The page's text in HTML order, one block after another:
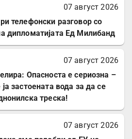
07 август 2026
телефонски разговор со
дипломатијата Ед Милибанд
07 август 2026
Опасноста е сериозна –
застоената вода за да се
треска!
07 август 2026